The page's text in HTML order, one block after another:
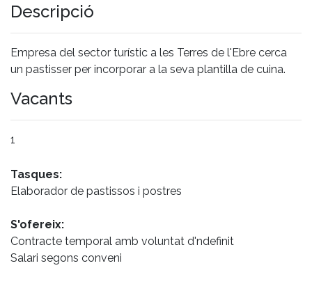
Descripció
Empresa del sector turístic a les Terres de l'Ebre cerca
un pastisser per incorporar a la seva plantilla de cuina.
Vacants
1
Tasques:
Elaborador de pastissos i postres
S'ofereix:
Contracte temporal amb voluntat d'ndefinit
Salari segons conveni